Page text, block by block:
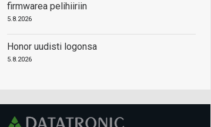
firmwarea pelihiiriin
5.8.2026
Honor uudisti logonsa
5.8.2026